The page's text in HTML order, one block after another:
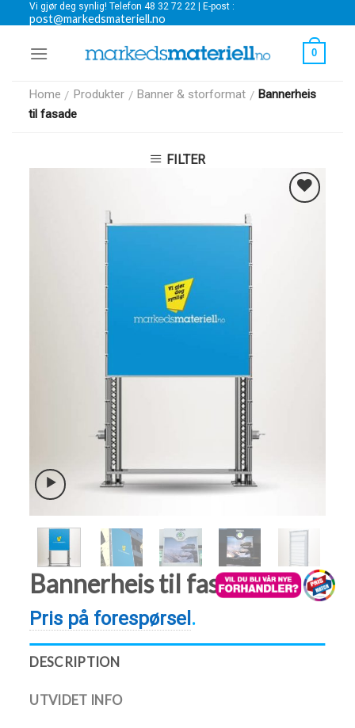
to
content
Vi gjør deg synlig! Telefon 48 32 72 22 | E-post :
post@markedsmateriell.no
0
Home / Produkter / Banner & storformat / Bannerheis
til fasade
FILTER
Legg i
Bannerheis til fasade
Pris på forespørsel .
DESCRIPTION
UTVIDET INFO